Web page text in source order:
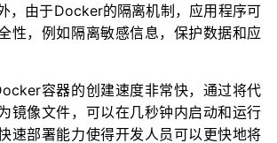
，由于Docker的隔离机制，应用程序可
性，例如隔离敏感信息，保护数据和应
容器的创建速度非常快，通过将代
镜像文件，可以在几秒钟内启动和运行
速部署能力使得开发人员可以更快地将